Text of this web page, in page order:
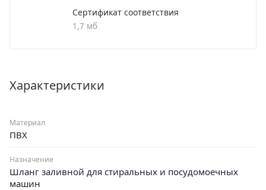
подачи воды из системы водоснабжения в стиральные
и посудомоечные машины.
Сертификат соответствия
1,7 мб
Характеристики
Материал
ПВХ
Назначение
Шланг заливной для стиральных и посудомоечных
машин